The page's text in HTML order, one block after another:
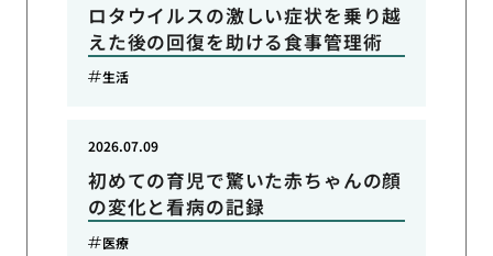
ロタウイルスの激しい症状を乗り越
えた後の回復を助ける食事管理術
生活
初めての育児で驚いた赤ちゃんの顔
の変化と看病の記録
2026.07.09
医療